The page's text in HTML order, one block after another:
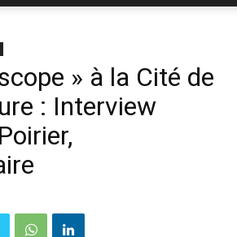
» à la Cité de
: Interview